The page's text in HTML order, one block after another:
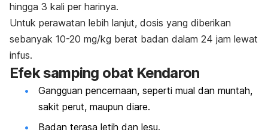
hingga 3 kali per harinya.
Untuk perawatan lebih lanjut, dosis yang diberikan
sebanyak 10-20 mg/kg berat badan dalam 24 jam lewat
infus.
Efek samping obat Kendaron
Gangguan pencernaan, seperti mual dan muntah,
sakit perut, maupun diare.
Badan terasa letih dan lesu.